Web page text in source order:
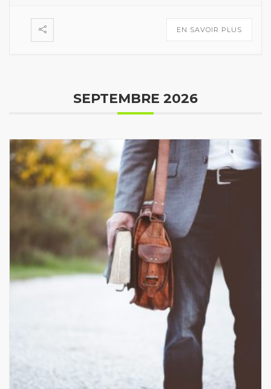
EN SAVOIR PLUS
SEPTEMBRE 2026